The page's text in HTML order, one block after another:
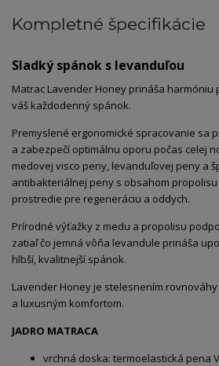
Kompletné špecifikácie
Sladký spánok s levanduľou
Matrac Lavender Honey prináša
váš každodenný spánok.
Premyslené ergonomické spracovanie sa
a zabezpečí optimálnu oporu počas celej
medovej visco peny, levanduľovej peny a
antibakteriálnej peny s obsahom
prostredie pre regeneráciu a oddych.
Prírodné výťažky z medu a propolisu
zatiaľ čo jemná vôňa levandule prináša
hlbší, kvalitnejší spánok.
Lavender Honey je stelesnením
a luxusným komfortom.
JADRO MATRACA
vrchná doska: termoelastická pena